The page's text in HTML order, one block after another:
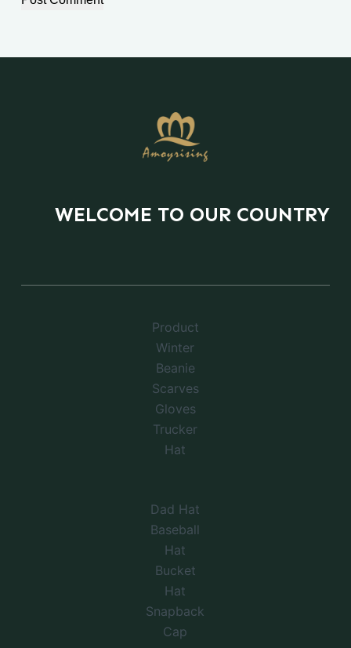
WELCOME TO OUR COUNTRY
Product
Winter
Beanie
Scarves
Gloves
Trucker
Hat
Dad Hat
Baseball
Hat
Bucket
Hat
Snapback
Cap